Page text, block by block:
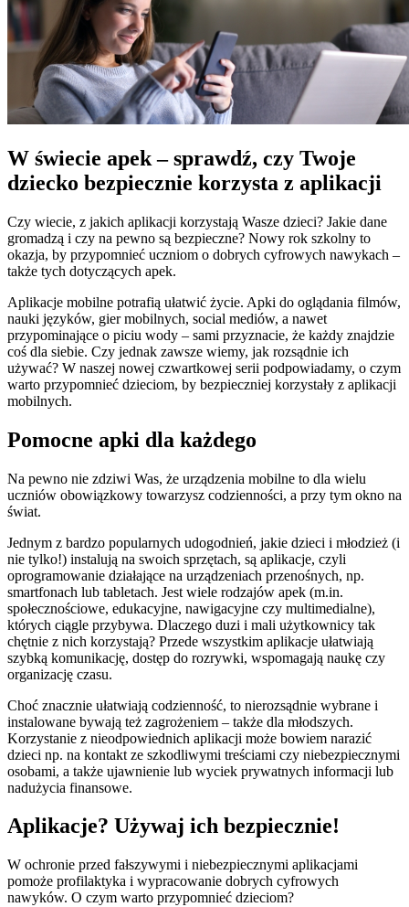
W świecie apek – sprawdź, czy Twoje
dziecko bezpiecznie korzysta z aplikacji
Czy wiecie, z jakich aplikacji korzystają Wasze dzieci? Jakie dane
gromadzą i czy na pewno są bezpieczne? Nowy rok szkolny to
okazja, by przypomnieć uczniom o dobrych cyfrowych nawykach –
także tych dotyczących apek.
Aplikacje mobilne potrafią ułatwić życie. Apki do oglądania filmów,
nauki języków, gier mobilnych, social mediów, a nawet
przypominające o piciu wody – sami przyznacie, że każdy znajdzie
coś dla siebie. Czy jednak zawsze wiemy, jak rozsądnie ich
używać? W naszej nowej czwartkowej serii podpowiadamy, o czym
warto przypomnieć dzieciom, by bezpieczniej korzystały z aplikacji
mobilnych.
Pomocne apki dla każdego
Na pewno nie zdziwi Was, że urządzenia mobilne to dla wielu
uczniów obowiązkowy towarzysz codzienności, a przy tym okno na
świat.
Jednym z bardzo popularnych udogodnień, jakie dzieci i młodzież (i
nie tylko!) instalują na swoich sprzętach, są aplikacje, czyli
oprogramowanie działające na urządzeniach przenośnych, np.
smartfonach lub tabletach. Jest wiele rodzajów apek (m.in.
społecznościowe, edukacyjne, nawigacyjne czy multimedialne),
których ciągle przybywa. Dlaczego duzi i mali użytkownicy tak
chętnie z nich korzystają? Przede wszystkim aplikacje ułatwiają
szybką komunikację, dostęp do rozrywki, wspomagają naukę czy
organizację czasu.
Choć znacznie ułatwiają codzienność, to nierozsądnie wybrane i
instalowane bywają też zagrożeniem – także dla młodszych.
Korzystanie z nieodpowiednich aplikacji może bowiem narazić
dzieci np. na kontakt ze szkodliwymi treściami czy niebezpiecznymi
osobami, a także ujawnienie lub wyciek prywatnych informacji lub
nadużycia finansowe.
Aplikacje? Używaj ich bezpiecznie!
W ochronie przed fałszywymi i niebezpiecznymi aplikacjami
pomoże profilaktyka i wypracowanie dobrych cyfrowych
nawyków. O czym warto przypomnieć dzieciom?